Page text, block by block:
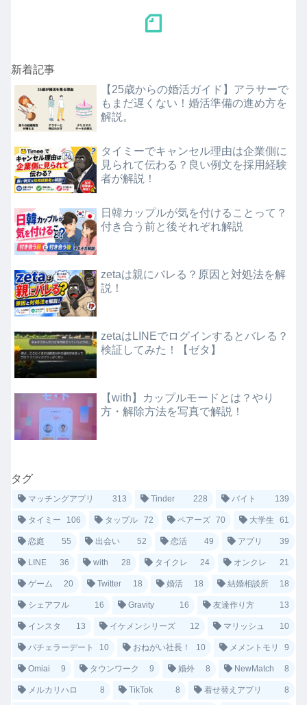
新着記事
【25歳からの婚活ガイド】アラサーで
もまだ遅くない！婚活準備の進め方を
解説。
タイミーでキャンセル理由は企業側に
見られて伝わる？良い例文を採用経験
者が解説！
日韓カップルが気を付けることって？
付き合う前と後それぞれ解説
zetaは親にバレる？原因と対処法を解
説！
zetaはLINEでログインするとバレる？
検証してみた！【ゼタ】
【with】カップルモードとは？やり
方・解除方法を写真で解説！
タグ
マッチングアプリ 313 Tinder 228 バイト 139
タイミー 106 タップル 72 ペアーズ 70 大学生 61
恋庭 55 出会い 52 恋活 49 アプリ 39
LINE 36 with 28 タイクレ 24 オンクレ 21
ゲーム 20 Twitter 18 婚活 18 結婚相談所 18
シェアフル 16 Gravity 16 友達作り方 13
インスタ 13 イケメンシリーズ 12 マリッシュ 10
バチェラーデート 10 おねがい社長！ 10 メメントモリ 9
Omiai 9 タウンワーク 9 婚外 8 NewMatch 8
メルカリハロ 8 TikTok 8 着せ替えアプリ 8